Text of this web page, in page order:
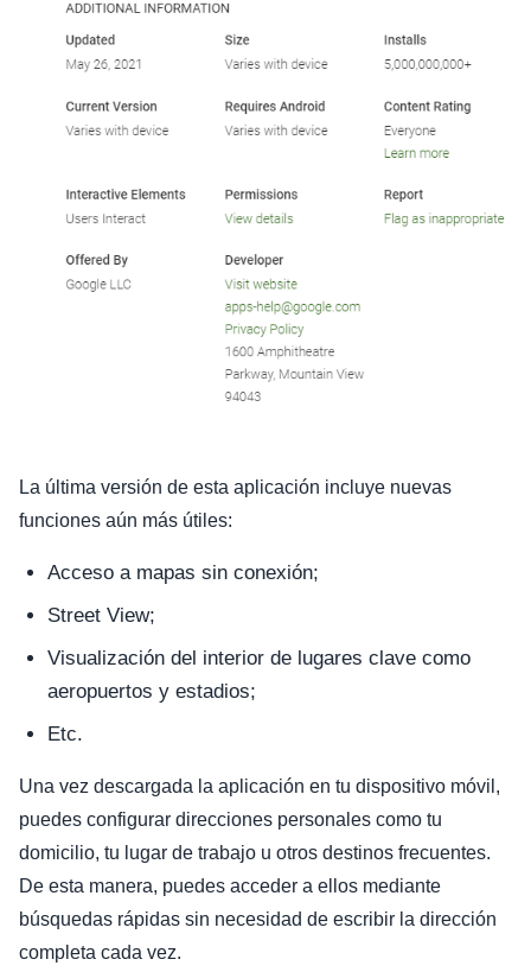
La última versión de esta aplicación incluye nuevas
funciones aún más útiles:
Acceso a mapas sin conexión;
Street View;
Visualización del interior de lugares clave como
aeropuertos y estadios;
Etc.
Una vez descargada la aplicación en tu dispositivo móvil,
puedes configurar direcciones personales como tu
domicilio, tu lugar de trabajo u otros destinos frecuentes.
De esta manera, puedes acceder a ellos mediante
búsquedas rápidas sin necesidad de escribir la dirección
completa cada vez.